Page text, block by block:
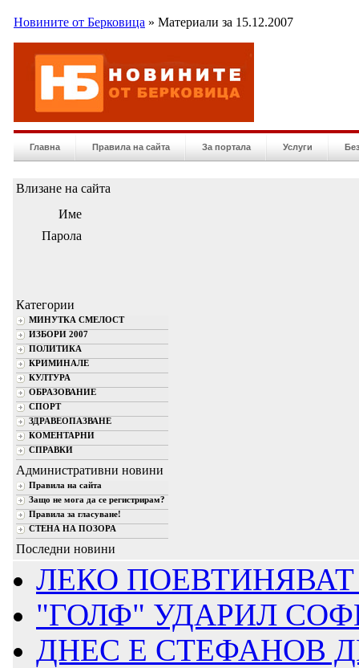
Новините от Берковица » Материали за 15.12.2007
Главна Правила на сайта За портала Услуги
Влизане на сайта
Име
Парола
Категории
МИНУТКА СМЕЛОСТ
ИЗБОРИ 2007
ПОЛИТИКА
КРИМИНАЛЕ
КУЛТУРА
ОБРАЗОВАНИЕ
СПОРТ
ЗДРАВЕОПАЗВАНЕ
КОМЕНТАРНИ
СПРАВКИ
Административни новини
Правила на сайта
Защо не мога да се регистрирам?
Правила за гласуване!
СТЕНА НА ПОЗОРА
Последни новини
ЛЕКО
"ГОЛФ" УДАРИЛ
ДНЕС Е СТЕФАНОВ